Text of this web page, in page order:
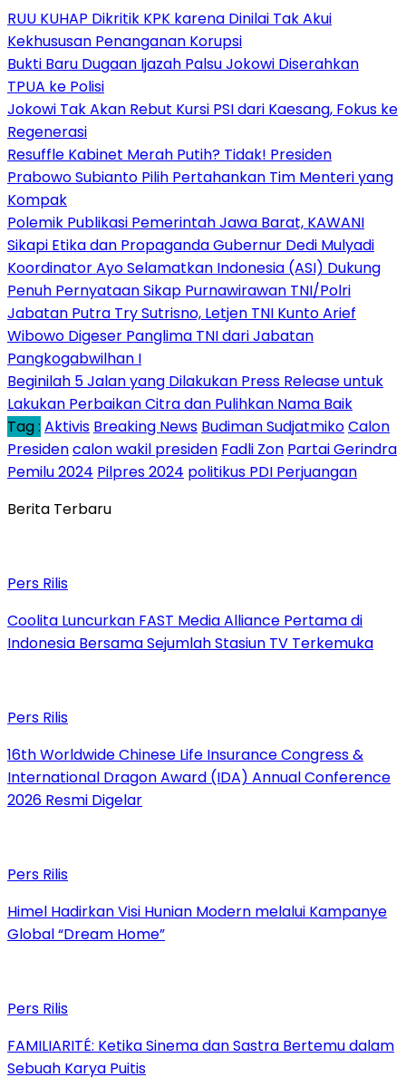
RUU KUHAP Dikritik KPK karena Dinilai Tak Akui
Kekhususan Penanganan Korupsi
Bukti Baru Dugaan Ijazah Palsu Jokowi Diserahkan
TPUA ke Polisi
Jokowi Tak Akan Rebut Kursi PSI dari Kaesang, Fokus ke
Regenerasi
Resuffle Kabinet Merah Putih? Tidak! Presiden
Prabowo Subianto Pilih Pertahankan Tim Menteri yang
Kompak
Polemik Publikasi Pemerintah Jawa Barat, KAWANI
Sikapi Etika dan Propaganda Gubernur Dedi Mulyadi
Koordinator Ayo Selamatkan Indonesia (ASI) Dukung
Penuh Pernyataan Sikap Purnawirawan TNI/Polri
Jabatan Putra Try Sutrisno, Letjen TNI Kunto Arief
Wibowo Digeser Panglima TNI dari Jabatan
Pangkogabwilhan I
Beginilah 5 Jalan yang Dilakukan Press Release untuk
Lakukan Perbaikan Citra dan Pulihkan Nama Baik
Tag : Aktivis Breaking News Budiman SudjatmikoCalon
Presidencalon wakil presiden Fadli Zon Partai Gerindra
Pemilu 2024 Pilpres 2024 politikus PDI Perjuangan
Berita Terbaru
Pers Rilis
Coolita Luncurkan FAST Media Alliance Pertama di
Indonesia Bersama Sejumlah Stasiun TV Terkemuka
Pers Rilis
16th Worldwide Chinese Life Insurance Congress &
International Dragon Award (IDA) Annual Conference
2026 Resmi Digelar
Pers Rilis
Himel Hadirkan Visi Hunian Modern melalui Kampanye
Global “Dream Home”
Pers Rilis
FAMILIARITÉ: Ketika Sinema dan Sastra Bertemu dalam
Sebuah Karya Puitis